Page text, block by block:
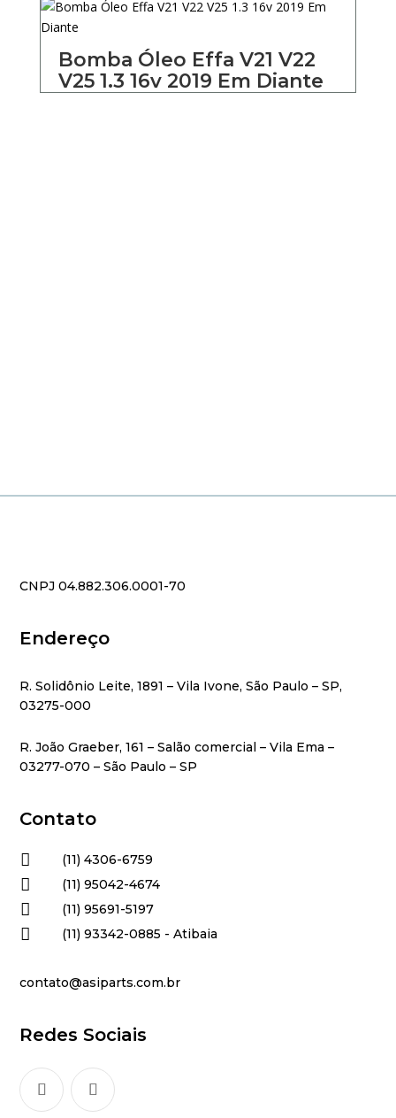
Bomba Óleo Effa V21 V22
V25 1.3 16v 2019 Em Diante
CNPJ 04.882.306.0001-70
Endereço
R. Solidônio Leite, 1891 – Vila Ivone, São Paulo – SP,
03275-000
R. João Graeber, 161 – Salão comercial – Vila Ema –
03277-070 – São Paulo – SP
Contato
 (11) 4306-6759
 (11) 95042-4674
 (11) 95691-5197
 (11) 93342-0885 - Atibaia
contato@asiparts.com.br
Redes Sociais